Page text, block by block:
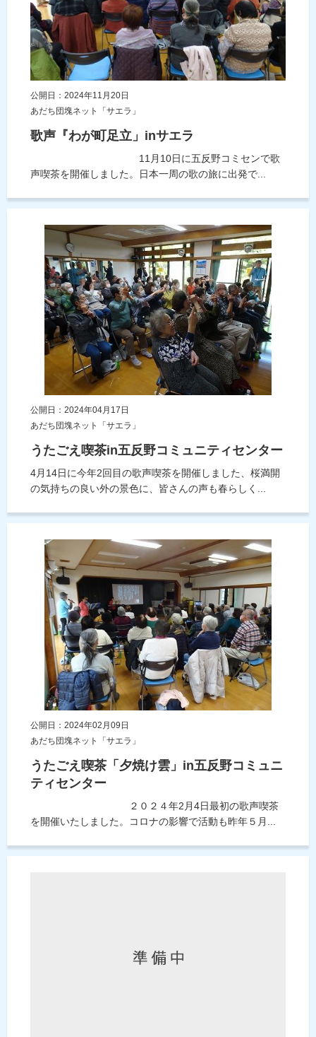
公開日：2024年11月20日
あだち団塊ネット「サエラ」
歌声『わが町足立」inサエラ
11月10日に五反野コミセンで歌
声喫茶を開催しました。日本一周の歌の旅に出発で...
公開日：2024年04月17日
あだち団塊ネット「サエラ」
うたごえ喫茶in五反野コミュニティセンター
4月14日に今年2回目の歌声喫茶を開催しました、桜満開
の気持ちの良い外の景色に、皆さんの声も春らしく...
公開日：2024年02月09日
あだち団塊ネット「サエラ」
うたごえ喫茶「夕焼け雲」in五反野コミュニ
ティセンター
２０２４年2月4日最初の歌声喫茶
を開催いたしました。コロナの影響で活動も昨年５月...